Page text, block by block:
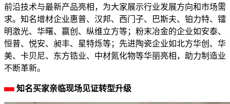
前沿技术与最新产品亮相，为大家展示行业发展方向和市场需
求。知名增材企业惠普、汉邦、西门子、巴斯夫、铂力特、镭
明激光、华曙、赢创、纵维立方等；粉末冶金的企业如安泰、
恒普、悦安、昶丰、星特烁等；先进陶瓷企业如北方华创、华
美、卡贝尼、东方锆业、中材氮化物等华丽亮相，助力制造业
不断革新。
知名买家亲临现场见证转型升级